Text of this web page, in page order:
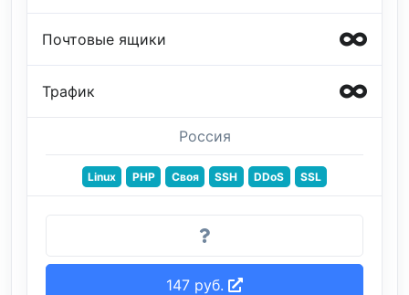
Почтовые ящики
Трафик
Россия
Linux PHP Своя SSH DDoS SSL
147 руб.